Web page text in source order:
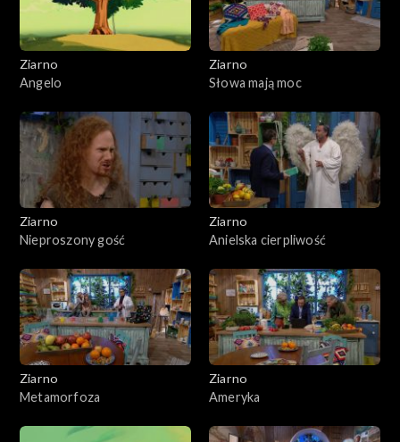
Ziarno
Angelo
Ziarno
Słowa mają moc
Ziarno
Nieproszony gość
Ziarno
Anielska cierpliwość
Ziarno
Metamorfoza
Ziarno
Ameryka